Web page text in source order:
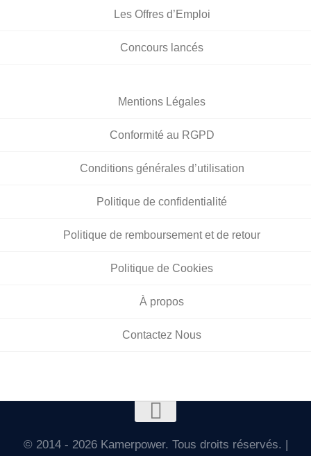
Les Offres d’Emploi
Concours lancés
Mentions Légales
Conformité au RGPD
Conditions générales d’utilisation
Politique de confidentialité
Politique de remboursement et de retour
Politique de Cookies
À propos
Contactez Nous
© 2014 - 2026 Kamerpower. Tous droits réservés. |